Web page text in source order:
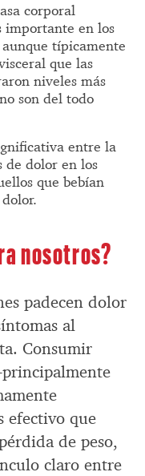
corporal
importante en los
típicamente
que las
niveles más
son del todo
entre la
de dolor en los
que bebían
nosotros?
padecen dolor
al
Consumir
efectivo que
de peso,
claro entre